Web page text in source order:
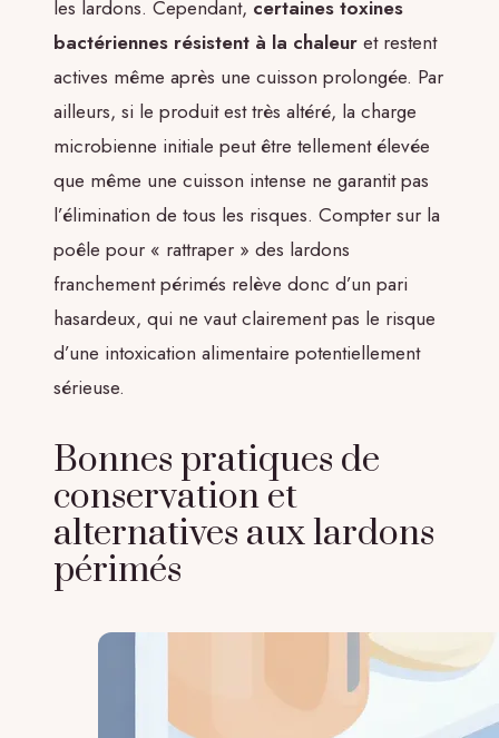
les lardons. Cependant, certaines toxines
bactériennes résistent à la chaleur et restent
actives même après une cuisson prolongée. Par
ailleurs, si le produit est très altéré, la charge
microbienne initiale peut être tellement élevée
que même une cuisson intense ne garantit pas
l’élimination de tous les risques. Compter sur la
poêle pour « rattraper » des lardons
franchement périmés relève donc d’un pari
hasardeux, qui ne vaut clairement pas le risque
d’une intoxication alimentaire potentiellement
sérieuse.
Bonnes pratiques de
conservation et
alternatives aux lardons
périmés